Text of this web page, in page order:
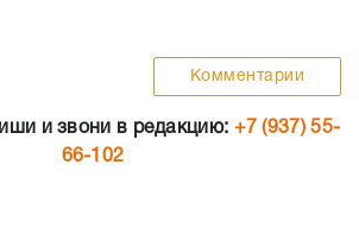
Комментарии
и звони в редакцию: +7 (937) 55-
66-102